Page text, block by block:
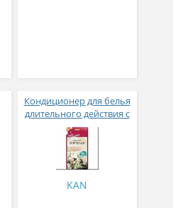
Кондиционер для белья
длительного действия с
аромакапсулами с
экзотическим ароматом
500 мл
KAN